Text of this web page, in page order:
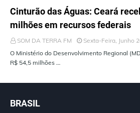
ÚLTIMAS NOTÍCIAS
Cinturão das Águas: Ceará
milhões em recursos federais
SOM DA TERRA FM
Sexta-Feira, Junho
O Ministério do Desenvolvimento Regional
R$ 54,5 milhões …
BRASIL